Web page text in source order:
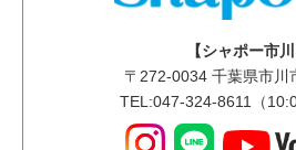
【シャポー市川
〒 272-0034千葉県市川
TEL:047-324-8611（